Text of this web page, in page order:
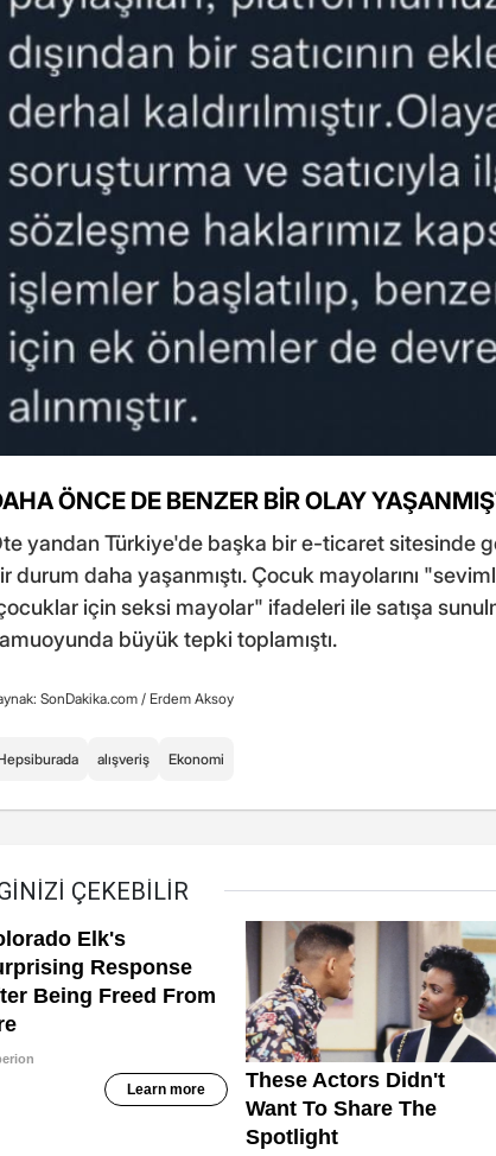
ÖNCE DE BENZER BİR OLAY
yandan Türkiye'de başka bir e-ticaret sitesinde
durum daha yaşanmıştı. Çocuk mayolarını
için seksi mayolar" ifadeleri ile satışa
büyük tepki toplamıştı.
SonDakika.com / Erdem Aksoy
alışveriş Ekonomi